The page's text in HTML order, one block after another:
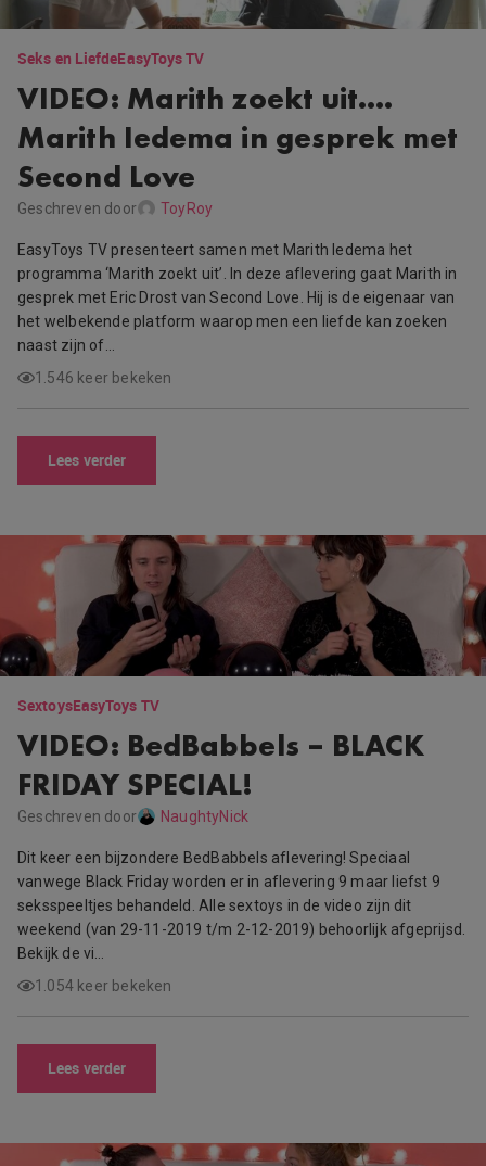
Seks en LiefdeEasyToys TV
VIDEO: Marith zoekt uit….
Marith Iedema in gesprek met
Second Love
Geschreven door ToyRoy
EasyToys TV presenteert samen met Marith Iedema het
programma ‘Marith zoekt uit’. In deze aflevering gaat Marith in
gesprek met Eric Drost van Second Love. Hij is de eigenaar van
het welbekende platform waarop men een liefde kan zoeken
naast zijn of…
1.546 keer bekeken
Lees verder
SextoysEasyToys TV
VIDEO: BedBabbels – BLACK
FRIDAY SPECIAL!
Geschreven door NaughtyNick
Dit keer een bijzondere BedBabbels aflevering! Speciaal
vanwege Black Friday worden er in aflevering 9 maar liefst 9
seksspeeltjes behandeld. Alle sextoys in de video zijn dit
weekend (van 29-11-2019 t/m 2-12-2019) behoorlijk afgeprijsd.
Bekijk de vi…
1.054 keer bekeken
Lees verder